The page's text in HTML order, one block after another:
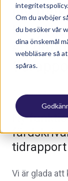
integritetspolicy.
Om du avböjer
du besöker vår
dina önskemål
webbläsare så
spåras.
Ny
en
AvTranspaden
Ny
tidrapport
Vi är glada